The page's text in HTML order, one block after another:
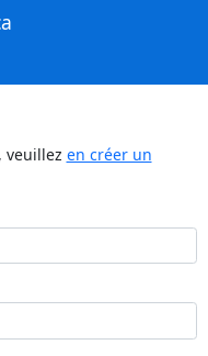
veuillez en créer un